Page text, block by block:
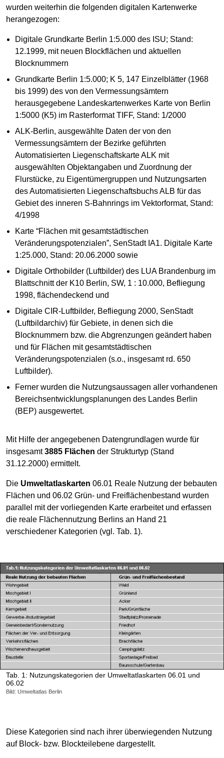
wurden weiterhin die folgenden digitalen Kartenwerke
herangezogen:
Digitale Grundkarte Berlin 1:5.000 des ISU; Stand:
12.1999, mit neuen Blockflächen und aktuellen
Blocknummern
Grundkarte Berlin 1:5.000; K 5, 147 Einzelblätter (1968
bis 1999) des von den Vermessungsämtern
herausgegebene Landeskartenwerkes Karte von Berlin
1:5000 (K5) im Rasterformat TIFF, Stand: 1/2000
ALK-Berlin, ausgewählte Daten der von den
Vermessungsämtern der Bezirke geführten
Automatisierten Liegenschaftskarte ALK mit
ausgewählten Objektangaben und Zuordnung der
Flurstücke, zu Eigentümergruppen und Nutzungsarten
des Automatisierten Liegenschaftsbuchs ALB für das
Gebiet des inneren S-Bahnrings im Vektorformat, Stand:
4/1998
Karte “Flächen mit gesamtstädtischen
Veränderungspotenzialen”, SenStadt IA1. Digitale Karte
1:25.000, Stand: 20.06.2000 sowie
Digitale Orthobilder (Luftbilder) des LUA Brandenburg im
Blattschnitt der K10 Berlin, SW, 1 : 10.000, Befliegung
1998, flächendeckend und
Digitale CIR-Luftbilder, Befliegung 2000, SenStadt
(Luftbildarchiv) für Gebiete, in denen sich die
Blocknummern bzw. die Abgrenzungen geändert haben
und für Flächen mit gesamtstädtischen
Veränderungspotenzialen (s.o., insgesamt rd. 650
Luftbilder).
Ferner wurden die Nutzungsaussagen aller vorhandenen
Bereichsentwicklungsplanungen des Landes Berlin
(BEP) ausgewertet.
Mit Hilfe der angegebenen Datengrundlagen wurde für
insgesamt3885 Flächen der Strukturtyp (Stand
31.12.2000) ermittelt.
Die Umweltatlaskarten 06.01 Reale Nutzung der bebauten
Flächen und 06.02 Grün- und Freiflächenbestand wurden
parallel mit der vorliegenden Karte erarbeitet und erfassen
die reale Flächennutzung Berlins an Hand 21
verschiedener Kategorien (vgl. Tab. 1).
Tab. 1: Nutzungskategorien der Umweltatlaskarten 06.01 und
06.02
Bild: Umweltatlas Berlin
Diese Kategorien sind nach ihrer überwiegenden Nutzung
auf Block- bzw. Blockteilebene dargestellt.